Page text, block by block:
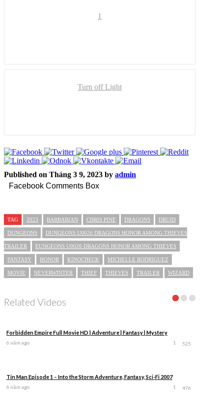
1
Turn off Light
Published on Tháng 3 9, 2023 by admin
Facebook Comments Box
TAG 2023 BARBARIAN CHRIS PINE DRAGONS DRUID
DUNGEONS DUNGEONS U0026 DRAGONS HONOR AMONG THIEVES
TRAILER EUNGEONS U0026 DRAGONS HONOR AMONG THIEVES
FANTASY HONOR KINOCHECK MICHELLE RODRIGUEZ
MOVIE NEVERWINTER THIEF THIEVES TRAILER WIZARD
Related Videos
Forbidden Empire Full Movie HD | Adventure | Fantasy | Mystery
6 năm ago 525
1
Tin Man Episode 1 – Into the Storm Adventure, Fantasy, Sci-Fi 2007
6 năm ago 476
1